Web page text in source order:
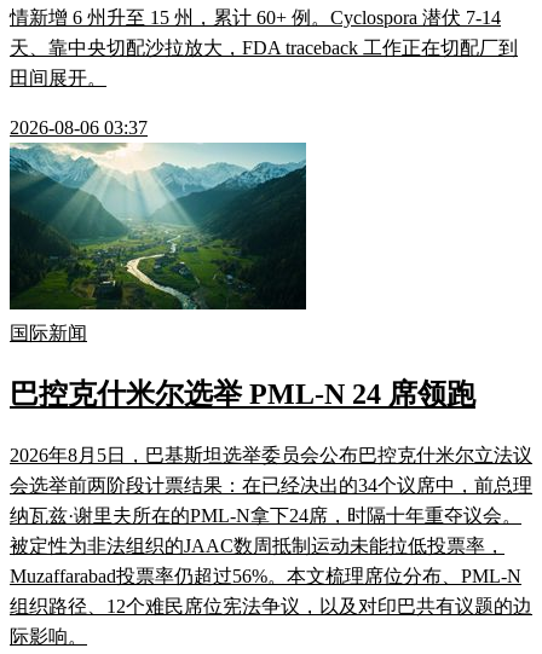
情新增 6 州升至 15 州，累计 60+ 例。Cyclospora 潜伏 7-14
天、靠中央切配沙拉放大，FDA traceback 工作正在切配厂到
田间展开。
2026-08-06 03:37
国际新闻
巴控克什米尔选举 PML-N 24 席领跑
2026年8月5日，巴基斯坦选举委员会公布巴控克什米尔立法议
会选举前两阶段计票结果：在已经决出的34个议席中，前总理
纳瓦兹·谢里夫所在的PML-N拿下24席，时隔十年重夺议会。
被定性为非法组织的JAAC数周抵制运动未能拉低投票率，
Muzaffarabad投票率仍超过56%。本文梳理席位分布、PML-N
组织路径、12个难民席位宪法争议，以及对印巴共有议题的边
际影响。